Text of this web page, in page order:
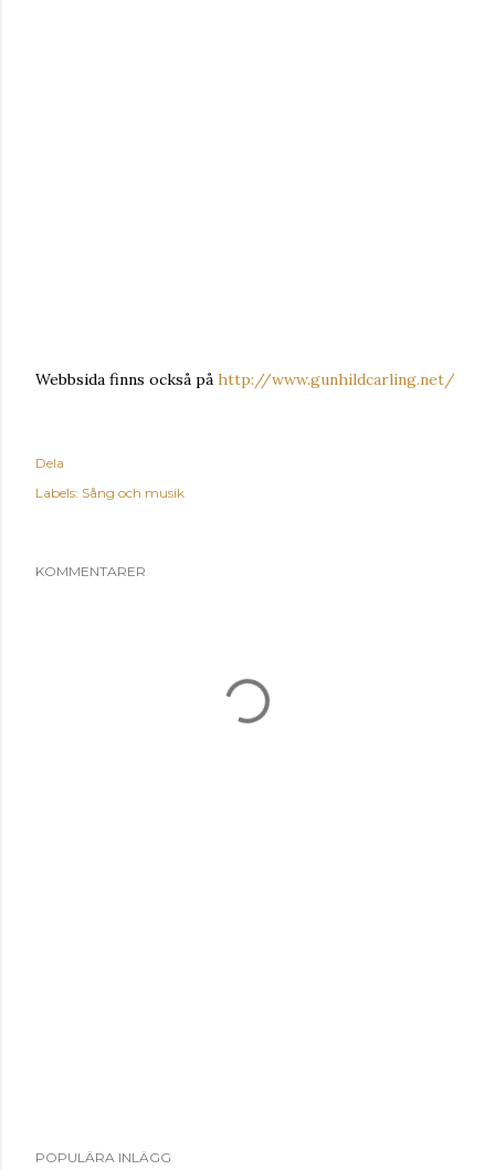
Webbsida finns också på http://www.gunhildcarling.net/
Dela
Labels: Sång och musik
KOMMENTARER
POPULÄRA INLÄGG